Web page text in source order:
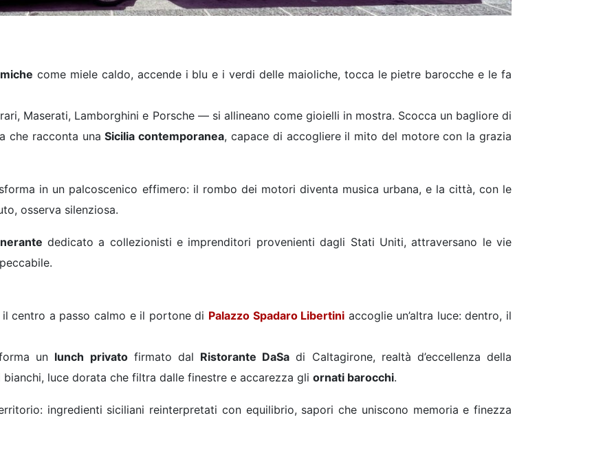
come miele caldo, accende i blu e i verdi delle maioliche, tocca le pietre barocche e le fa
Maserati, Lamborghini e Porsche — si allineano come gioielli in mostra. Scocca un bagliore di
che racconta unaSicilia contemporanea, capace di accogliere il mito del motore con la grazia
in un palcoscenico effimero: il rombo dei motori diventa musica urbana, e la città, con le
osserva silenziosa.
dedicato a collezionisti e imprenditori provenienti dagli Stati Uniti, attraversano le vie
centro a passo calmo e il portone di Palazzo Spadaro Libertini accoglie un’altra luce: dentro, il
un lunch privatofirmato dal Ristorante DaSa di Caltagirone, realtà d’eccellenza della
luce dorata che filtra dalle finestre e accarezza gli ornati barocchi.
ingredienti siciliani reinterpretati con equilibrio, sapori che uniscono memoria e finezza